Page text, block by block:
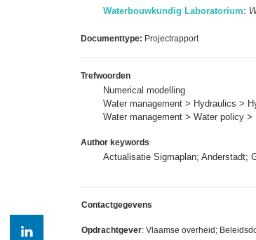
Waterbouwkundig Laboratorium:
Documenttype: Projectrapport
Trefwoorden
Numerical modelling
Water management > Hydraulics >
Water management > Water policy
Author keywords
Actualisatie Sigmaplan; Anderstadt;
Contactgegevens
Opdrachtgever: Vlaamse overheid;